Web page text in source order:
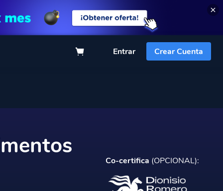
Entrar Crear Cuenta
Co-certifica (OPCIONAL):